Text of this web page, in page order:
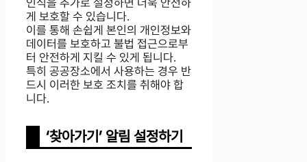
인식을 추가로 설정하면 더욱 안전하
게 보호할 수 있습니다.
이를 통해 손쉽게 본인의 개인정보와
데이터를 보호하고 불법 접근으로부
터 안전하게 지킬 수 있게 됩니다.
특히 공공장소에서 사용하는 경우 반
드시 이러한 보호 조치를 취해야 합
니다.
‘찾아가기’ 알림 설정하기